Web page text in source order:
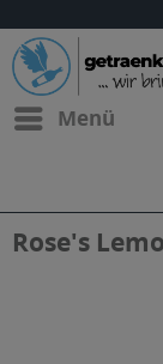
Menü
Rose's